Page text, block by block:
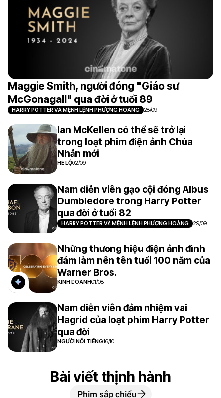
Maggie Smith, người đóng "Giáo sư
McGonagall" qua đời ở tuổi 89
HARRY POTTER VÀ MỆNH LỆNH PHƯỢNG HOÀNG 28/09
Ian McKellen có thể sẽ trở lại
trong loạt phim điện ảnh Chúa
Nhẫn mới
HÉ LỘ02/09
Nam diễn viên gạo cội đóng Albus
Dumbledore trong Harry Potter
qua đời ở tuổi 82
HARRY POTTER VÀ MỆNH LỆNH PHƯỢNG HOÀNG 29/09
Những thương hiệu điện ảnh đình
đám làm nên tên tuổi 100 năm của
Warner Bros.
KINH DOANH01/08
Nam diễn viên đảm nhiệm vai
Hagrid của loạt phim Harry Potter
qua đời
NGƯỜI NỔI TIẾNG16/10
Bài viết thịnh hành
Phim sắp chiếu